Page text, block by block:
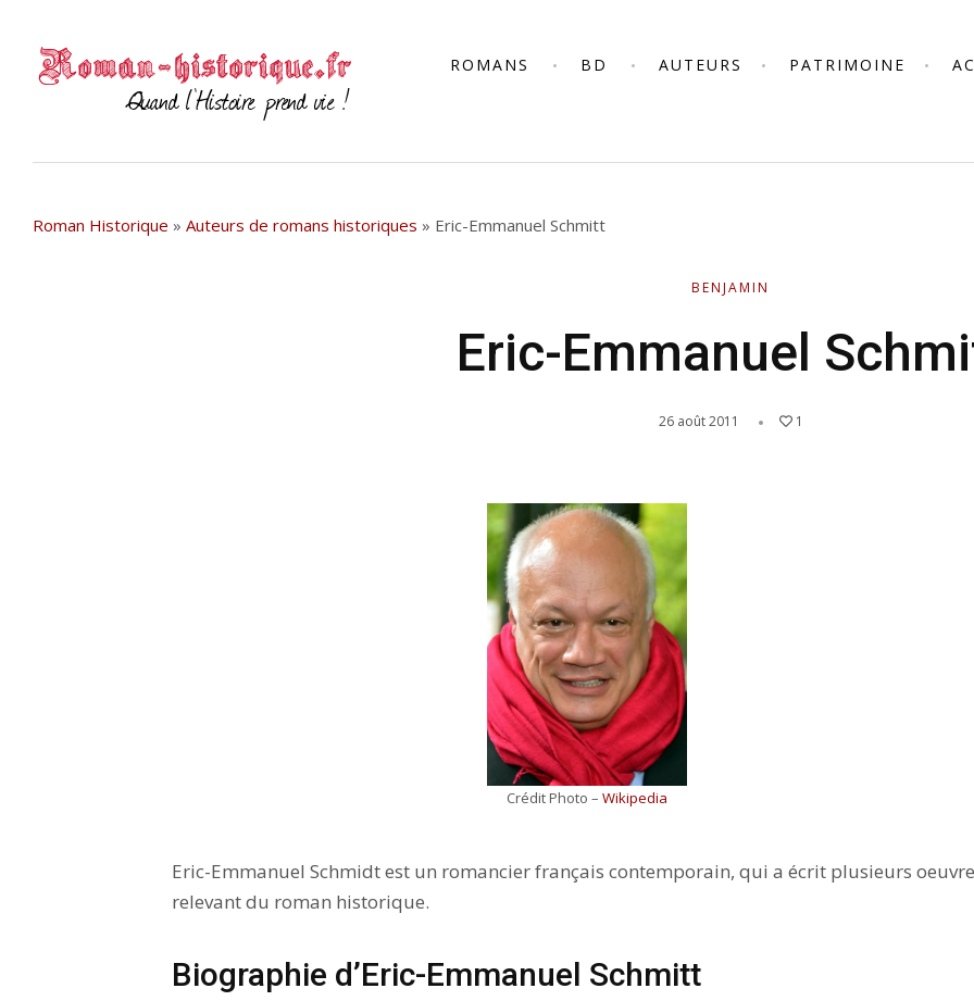
ROMANS BD AUTEURS PATRIMOINE
Roman Historique » Auteurs de romans historiques » Eric-Emmanuel Schmitt
BENJAMIN
Eric-Emmanuel
26 août 2011 1
Crédit Photo – Wikipedia
Eric-Emmanuel Schmidt est un romancier français contemporain, qui a écrit plusieurs
relevant du roman historique.
Biographie d’Eric-Emmanuel Schmitt